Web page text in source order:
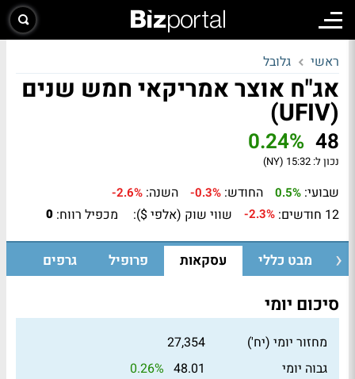
ראשי גלובל
אג"ח אוצר אמריקאי חמש שנים
(UFIV)
48
0.24%
נכון ל: 15:32 (NY)
שבועי: 0.5% החודש: -0.3% השנה: -2.6%
12 חודשים: -2.3% שווי שוק (אלפי $): מכפיל רווח: 0
מבט כללי עסקאות פרופיל גרפים
סיכום יומי
מחזור יומי (יח')
27,354
גבוה יומי
48.01
0.26%